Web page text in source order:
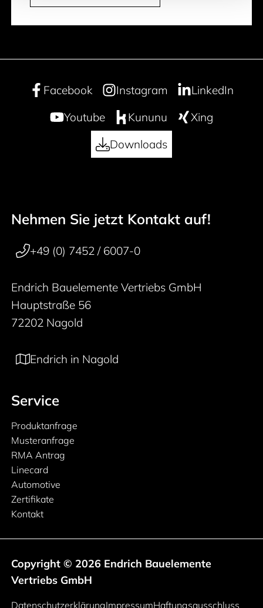
Facebook Instagram
LinkedIn
Youtube
Kununu
Xing
Downloads
50 years
Footer navigation
Nehmen Sie jetzt Kontakt auf!
+49 (0) 7452 / 6007-0
Endrich Bauelemente Vertriebs GmbH
Hauptstraße 56
72202 Nagold
Endrich in Nagold
Service
Produktanfrage
Musteranfrage
RMA Antrag
Linecard
Automotive
Zertifikate
Kontakt
Copyright © 2026 Endrich Bauelemente
Vertriebs GmbH
Rechtliche Informationen
DatenschutzerklärungImpressumHaftungsausschluss